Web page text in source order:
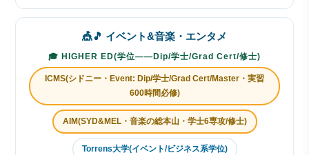
🎪🎵 イベント&音楽・エンタメ
🎓 HIGHER ED(学位——Dip/学士/Grad Cert/修士)
ICMS(シドニー・Event: Dip/学士/Grad Cert/Master・実習
600時間必修)
AIM(SYD&MEL・音楽の総本山・学士6専攻/修士)
Torrens大学(イベント/ビジネス系学位)